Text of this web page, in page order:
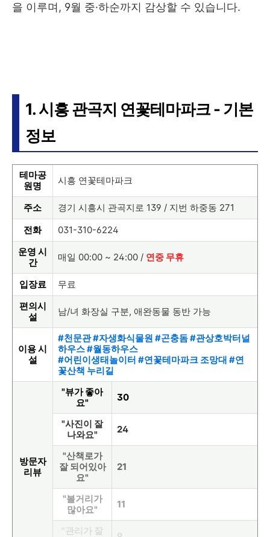
을 이루며, 9월 중·하순까지 감상할 수 있습니다.
1. 시흥 관곡지 연꽃테마파크 - 기본
정보
테마공
원명
시흥 연꽃테마파크
주소
경기 시흥시 관곡지로 139 / 지번 하중동 271
전화
031-310-6224
운영 시
간
매일 00:00 ~ 24:00 / 연중 무휴
입장료
무료
편의시
설
남/녀 화장실 구분, 애완동물 동반 가능
이용 시
설
#천문관 #자생화식물원 #곤충돔 #관상호박터널
하우스 #월동하우스
#어린이생태놀이터 #연꽃테마파크 조망대 #연
꽃산책 누리길
방문자
리뷰
"뷰가 좋아
요"
30
"사진이 잘
나와요"
24
"산책로가
잘 되어있아
요"
21
"볼거리가
많아요"
11
"관리가 잘